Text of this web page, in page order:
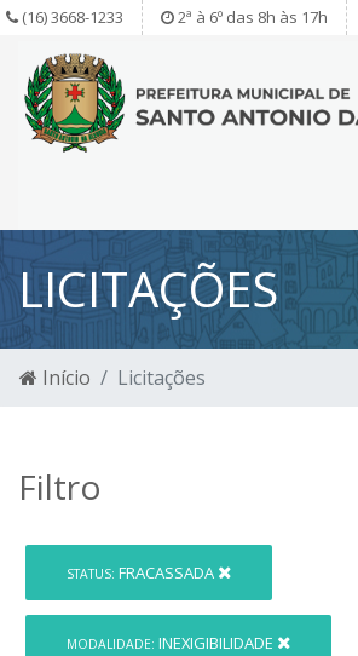
(16) 3668-1233 2ª à 6º das 8h às 17h
LICITAÇÕES
Início Licitações
Filtro
STATUS: FRACASSADA
MODALIDADE: INEXIGIBILIDADE